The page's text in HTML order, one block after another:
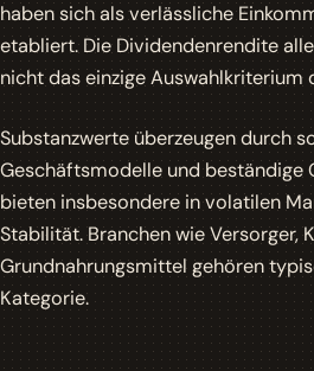
haben sich als verlässliche
etabliert. Die Dividendenrendite
nicht das einzige Auswahlkriterium
Substanzwerte überzeugen durch
Geschäftsmodelle und beständige
bieten insbesondere in volatilen
Stabilität. Branchen wie Versorger,
Grundnahrungsmittel gehören
Kategorie.